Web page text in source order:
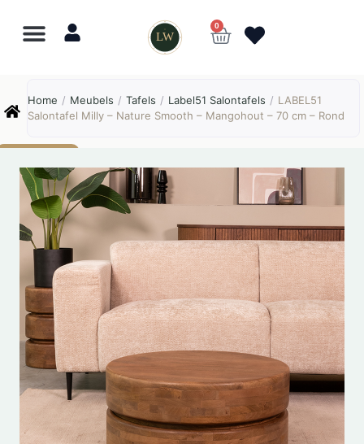
LW
0
Home / Meubels / Tafels / Label51 Salontafels / LABEL51
Salontafel Milly – Nature Smooth – Mangohout – 70 cm – Rond
Online
⎯ ✕